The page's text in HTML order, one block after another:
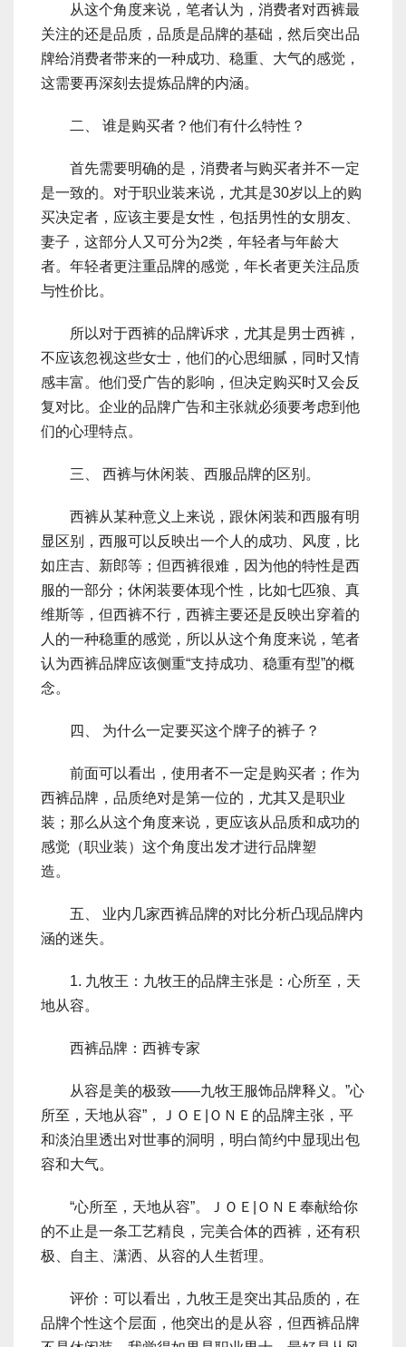
从这个角度来说，笔者认为，消费者对西裤最
关注的还是品质，品质是品牌的基础，然后突出品
牌给消费者带来的一种成功、稳重、大气的感觉，
这需要再深刻去提炼品牌的内涵。
二、 谁是购买者？他们有什么特性？
首先需要明确的是，消费者与购买者并不一定
是一致的。对于职业装来说，尤其是30岁以上的购
买决定者，应该主要是女性，包括男性的女朋友、
妻子，这部分人又可分为2类，年轻者与年龄大
者。年轻者更注重品牌的感觉，年长者更关注品质
与性价比。
所以对于西裤的品牌诉求，尤其是男士西裤，
不应该忽视这些女士，他们的心思细腻，同时又情
感丰富。他们受广告的影响，但决定购买时又会反
复对比。企业的品牌广告和主张就必须要考虑到他
们的心理特点。
三、 西裤与休闲装、西服品牌的区别。
西裤从某种意义上来说，跟休闲装和西服有明
显区别，西服可以反映出一个人的成功、风度，比
如庄吉、新郎等；但西裤很难，因为他的特性是西
服的一部分；休闲装要体现个性，比如七匹狼、真
维斯等，但西裤不行，西裤主要还是反映出穿着的
人的一种稳重的感觉，所以从这个角度来说，笔者
认为西裤品牌应该侧重“支持成功、稳重有型”的概
念。
四、 为什么一定要买这个牌子的裤子？
前面可以看出，使用者不一定是购买者；作为
西裤品牌，品质绝对是第一位的，尤其又是职业
装；那么从这个角度来说，更应该从品质和成功的
感觉（职业装）这个角度出发才进行品牌塑
造。
五、 业内几家西裤品牌的对比分析凸现品牌内
涵的迷失。
1. 九牧王：九牧王的品牌主张是：心所至，天
地从容。
西裤品牌：西裤专家
从容是美的极致――九牧王服饰品牌释义。”心
所至，天地从容”，ＪＯＥ|ＯＮＥ的品牌主张，平
和淡泊里透出对世事的洞明，明白简约中显现出包
容和大气。
“心所至，天地从容”。ＪＯＥ|ＯＮＥ奉献给你
的不止是一条工艺精良，完美合体的西裤，还有积
极、自主、潇洒、从容的人生哲理。
评价：可以看出，九牧王是突出其品质的，在
品牌个性这个层面，他突出的是从容，但西裤品牌